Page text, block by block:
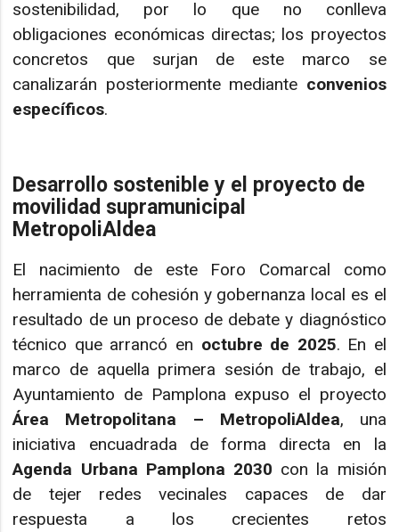
sostenibilidad, por lo que no conlleva
obligaciones económicas directas; los proyectos
concretos que surjan de este marco se
canalizarán posteriormente mediante convenios
específicos.
Desarrollo sostenible y el proyecto de
movilidad supramunicipal
MetropoliAldea
El nacimiento de este Foro Comarcal como
herramienta de cohesión y gobernanza local es el
resultado de un proceso de debate y diagnóstico
técnico que arrancó en octubre de 2025. En el
marco de aquella primera sesión de trabajo, el
Ayuntamiento de Pamplona expuso el proyecto
Área Metropolitana – MetropoliAldea, una
iniciativa encuadrada de forma directa en la
Agenda Urbana Pamplona 2030 con la misión
de tejer redes vecinales capaces de dar
respuesta a los crecientes retos